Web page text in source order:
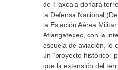
de Tlaxcala donará
la Defensa Nacional
la Estación Aérea
Atlangatepec, con la
escuela de aviación, lo
un “proyecto histórico”
que la extensión del